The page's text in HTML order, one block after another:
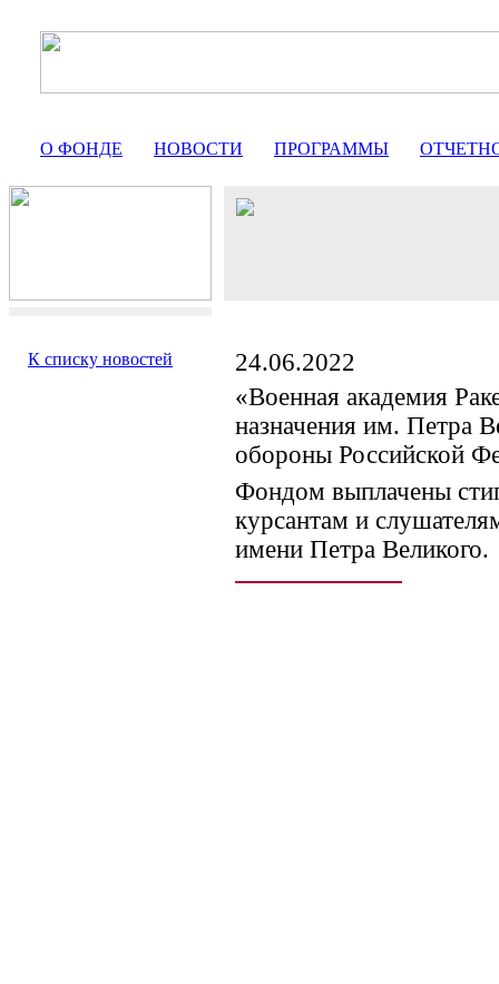
О ФОНДЕ НОВОСТИ ПРОГРАММЫ
К списку новостей
24.06.2022
«Военная академия
назначения им. Петра
обороны Российской
Фондом выплачены
курсантам и
имени Петра Великого.